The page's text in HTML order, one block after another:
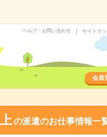
ヘルプ・お問い合わせ サイトマ
会員
の派遣のお仕事情報一